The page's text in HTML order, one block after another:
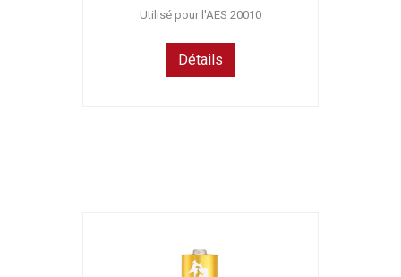
Utilisé pour l'AES 20010
Détails